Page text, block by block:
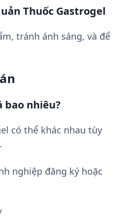
Thuốc Gastrogel
tránh ánh sáng, và để
bao nhiêu?
có thể khác nhau tùy
nghiệp đăng ký hoặc